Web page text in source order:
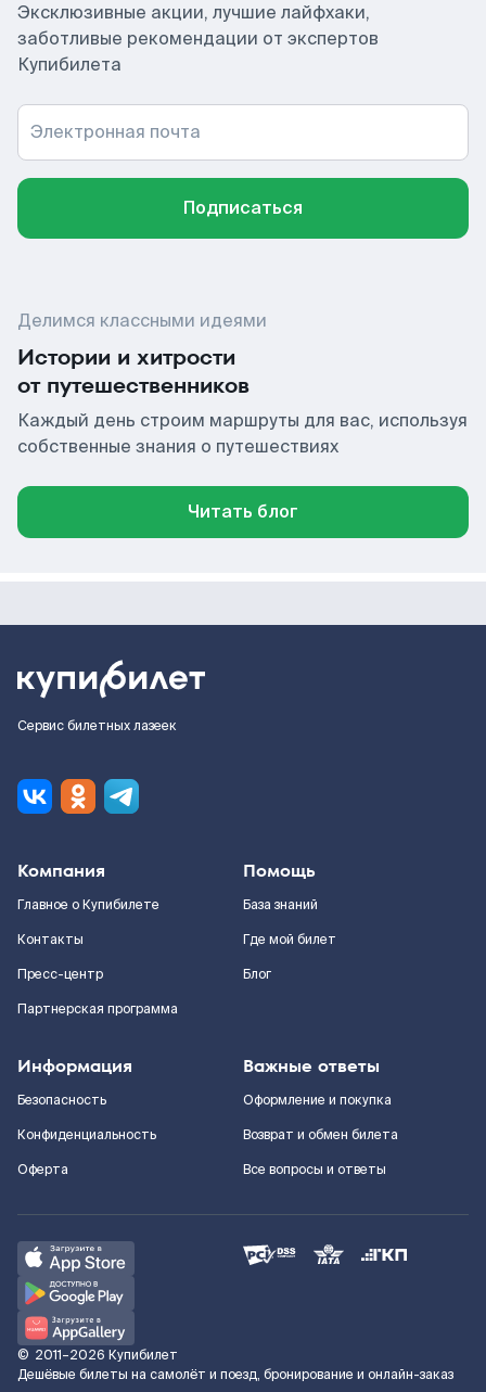
Эксклюзивные акции, лучшие лайфхаки,
заботливые рекомендации от экспертов
Купибилета
Электронная почта
Подписаться
Делимся классными идеями
Истории и хитрости
от путешественников
Каждый день строим маршруты для вас, используя
собственные знания о путешествиях
Читать блог
Сервис билетных лазеек
Компания
Главное о Купибилете
Контакты
Пресс-центр
Партнерская программа
Помощь
База знаний
Где мой билет
Блог
Информация
Безопасность
Конфиденциальность
Оферта
Важные ответы
Оформление и покупка
Возврат и обмен билета
Все вопросы и ответы
© 2011–2026 Купибилет
Дешёвые билеты на самолёт и поезд, бронирование и онлайн-заказ